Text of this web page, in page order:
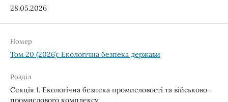
28.05.2026
Номер
Том 20 (2026): Екологічна безпека держави
Розділ
Секція 1. Екологічна безпека промисловості та військово-
промислового комплексу